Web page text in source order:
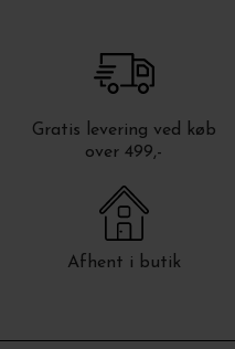
Gratis levering ved køb
over 499,-
Afhent i butik